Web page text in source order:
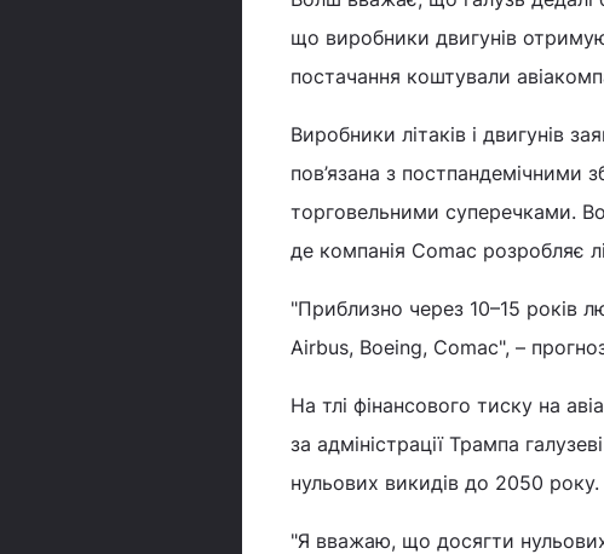
що виробники двигунів
постачання коштували
Виробники літаків і двигунів
пов’язана з постпандемічними
торговельними суперечками.
де компанія Comac розробляє
"Приблизно через 10–15 років
Airbus, Boeing, Comac", –
На тлі фінансового тиску на
за адміністрації Трампа
нульових викидів до 2050
"Я вважаю, що досягти